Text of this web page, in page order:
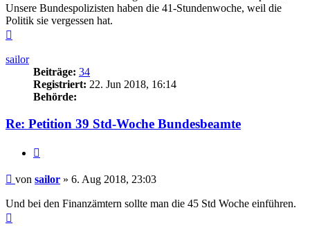
Unsere Bundespolizisten haben die 41-Stundenwoche, weil die
Politik sie vergessen hat.
sailor
Beiträge: 34
Registriert: 22. Jun 2018, 16:14
Behörde:
Re: Petition 39 Std-Woche Bundesbeamte
Beitrag
von sailor » 6. Aug 2018, 23:03
Und bei den Finanzämtern sollte man die 45 Std Woche einführen.